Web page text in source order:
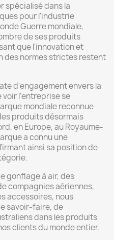
spécialisé dans la
pour l'industrie
Guerre mondiale,
de ses produits
que l'innovation et
des normes strictes restent
d'engagement envers la
l'entreprise se
mondiale reconnue
produits désormais
en Europe, au Royaume-
a connu une
ainsi sa position de
gonflage à air, des
compagnies aériennes,
accessoires, nous
savoir-faire, de
dans les produits
clients du monde entier.